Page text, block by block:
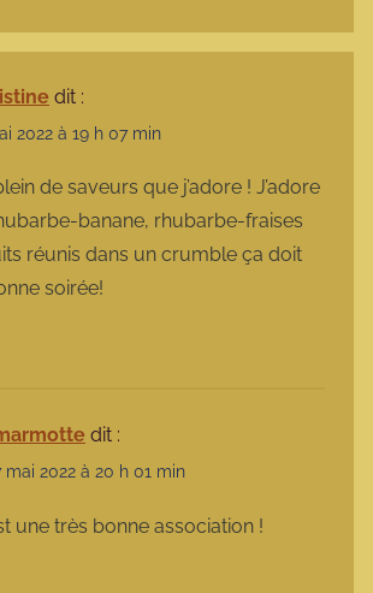
dit :
2022 à 19 h 07 min
de saveurs que j’adore ! J’adore
banane, rhubarbe-fraises
réunis dans un crumble ça doit
soirée!
dit :
mai 2022 à 20 h 01 min
une très bonne association !